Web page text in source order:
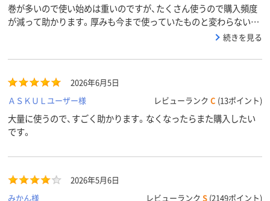
巻が多いので使い始めは重いのですが、たくさん使うので購入頻度
が減って助かります。厚みも今まで使っていたものと変わらない感
続きを見る
2026年6月5日
ＡＳＫＵＬユーザー様
レビューランク C (13ポイント)
大量に使うので、すごく助かります。なくなったらまた購入したい
です。
2026年5月6日
みかん様
レビューランク S (2149ポイント)